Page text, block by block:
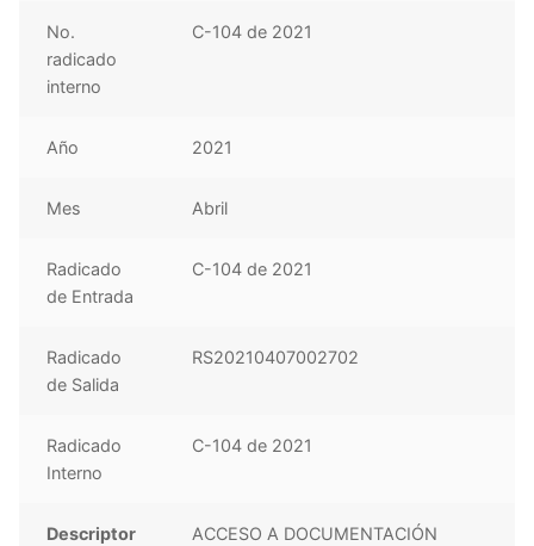
No.
radicado
interno
C-104 de 2021
Año 2021
Mes Abril
Radicado
de Entrada
C-104 de 2021
Radicado
de Salida
RS20210407002702
Radicado
Interno
C-104 de 2021
Descriptor
ACCESO A DOCUMENTACIÓN